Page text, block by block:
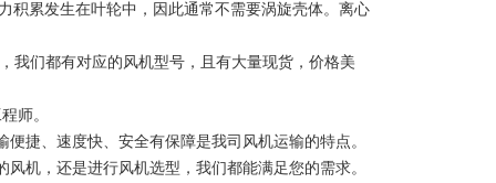
积累发生在叶轮中，因此通常不需要涡旋壳体。离心
，我们都有对应的风机型号，且有大量现货，价格美
师。
捷、速度快、安全有保障是我司风机运输的特点。
机，还是进行风机选型，我们都能满足您的需求。